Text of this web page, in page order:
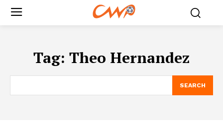
Tag: Theo Hernandez
SEARCH